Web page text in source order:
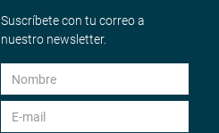
Suscríbete con tu correo a
nuestro newsletter.